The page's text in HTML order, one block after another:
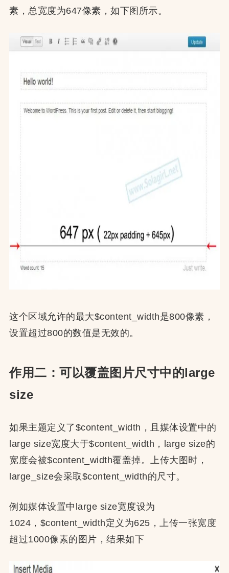
素，总宽度为647像素，如下图所示。
这个区域允许的最大$content_width是800像素，
设置超过800的数值是无效的。
作用二：可以覆盖图片尺寸中的large
size
如果主题定义了$content_width，且媒体设置中的
large size宽度大于$content_width，large size的
宽度会被$content_width覆盖掉。上传大图时，
large_size会采取$content_width的尺寸。
例如媒体设置中large size宽度设为
1024，$content_width定义为625，上传一张宽度
超过1000像素的图片，结果如下